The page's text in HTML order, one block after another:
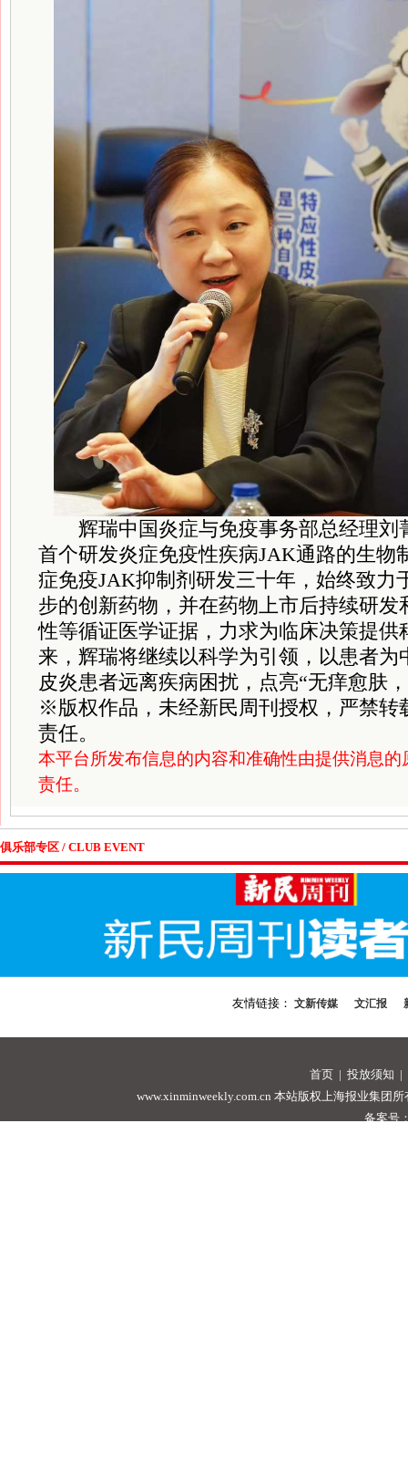
辉瑞中国炎症与免疫事务部总经理刘
首个研发炎症免疫性疾病JAK通路的生物
症免疫JAK抑制剂研发三十年，始终致力
步的创新药物，并在药物上市后持续研发
性等循证医学证据，力求为临床决策提供
来，辉瑞将继续以科学为引领，以患者为
皮炎患者远离疾病困扰，点亮“无痒愈肤
※版权作品，未经新民周刊授权，严禁转
责任。
本平台所发布信息的内容和准确性由提供消息
责任。
俱乐部专区 / CLUB EVENT
友情链接： 文新传媒 文汇报
首页 | 投放须知 |
www.xinminweekly.com.cn 本站版权上海报业集团所
备案号